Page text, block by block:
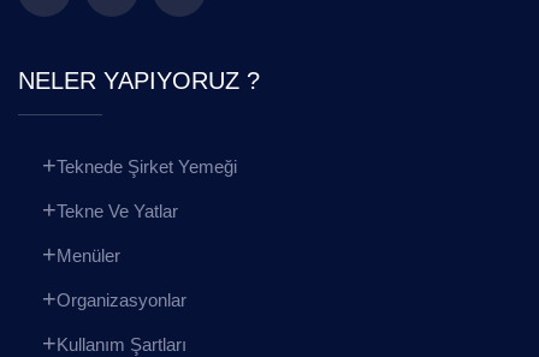
NELER YAPIYORUZ ?
Teknede Şirket Yemeği
Tekne Ve Yatlar
Menüler
Organizasyonlar
Kullanım Şartları